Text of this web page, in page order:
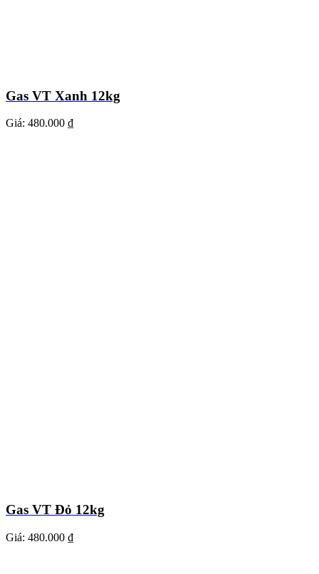
Gas VT Xanh 12kg
Giá: 480.000 ₫
Gas VT Đỏ 12kg
Giá: 480.000 ₫